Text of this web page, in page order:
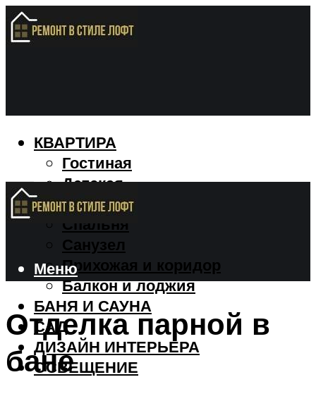
КВАРТИРА
Гостиная
Детская
Кухня
Спальня
Санузел
Прихожая и коридор
Балкон и лоджия
БАНЯ И САУНА
САД
ДИЗАЙН ИНТЕРЬЕРА
ОСВЕЩЕНИЕ
Меню
Отделка парной в
бане